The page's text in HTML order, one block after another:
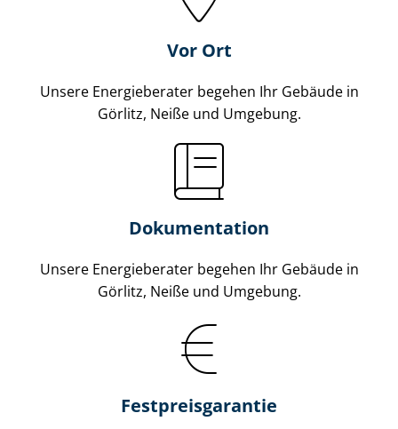
Vor Ort
Unsere Energieberater begehen Ihr Gebäude in
Görlitz, Neiße und Umgebung.
Dokumentation
Unsere Energieberater begehen Ihr Gebäude in
Görlitz, Neiße und Umgebung.
Fest­preis­ga­ran­tie